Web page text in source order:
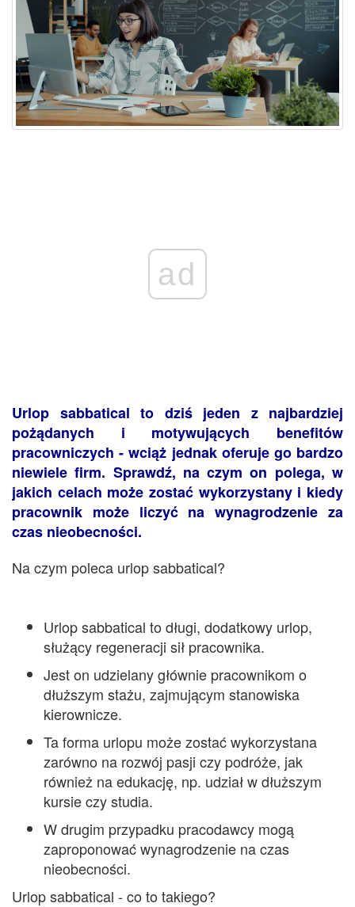
ad
Urlop sabbatical to dziś jeden z najbardziej
pożądanych i motywujących benefitów
pracowniczych - wciąż jednak oferuje go bardzo
niewiele firm. Sprawdź, na czym on polega, w
jakich celach może zostać wykorzystany i kiedy
pracownik może liczyć na wynagrodzenie za
czas nieobecności.
Na czym poleca urlop sabbatical?
Urlop sabbatical to długi, dodatkowy urlop,
służący regeneracji sił pracownika.
Jest on udzielany głównie pracownikom o
dłuższym stażu, zajmującym stanowiska
kierownicze.
Ta forma urlopu może zostać wykorzystana
zarówno na rozwój pasji czy podróże, jak
również na edukację, np. udział w dłuższym
kursie czy studia.
W drugim przypadku pracodawcy mogą
zaproponować wynagrodzenie na czas
nieobecności.
Urlop sabbatical - co to takiego?